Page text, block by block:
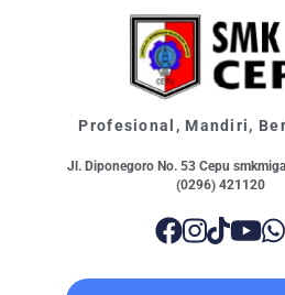
Profesional, Mandiri,
Jl. Diponegoro No. 53 Cepu
(0296) 421120